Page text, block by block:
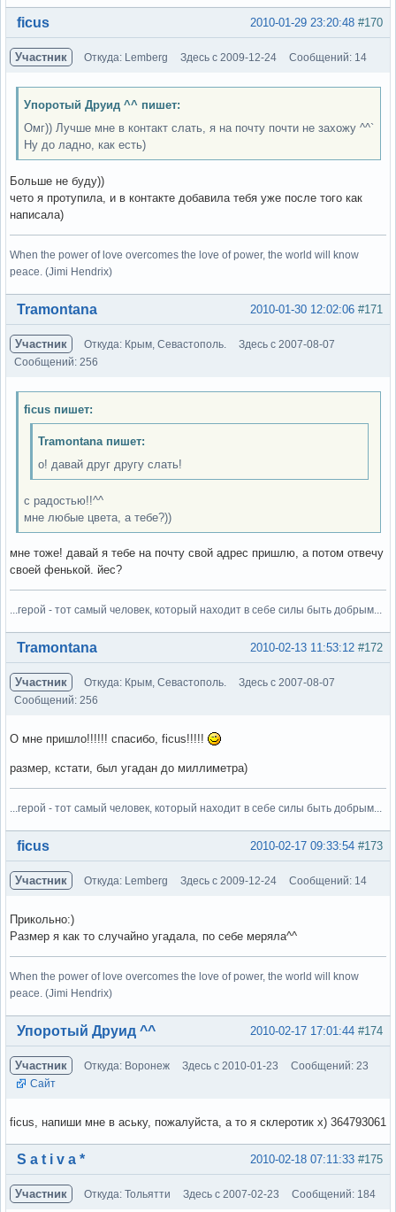
Вне форума #170
2010-01-29 23:20:48
ficus
Участник Откуда: Lemberg Здесь с 2009-12-24 Сообщений: 14
Упоротый Друид ^^ пишет:
Омг)) Лучше мне в контакт слать, я на почту почти не захожу ^^`
Ну до ладно, как есть)
Больше не буду))
чето я протупила, и в контакте добавила тебя уже после того как
написала)
When the power of love overcomes the love of power, the world will know
peace. (Jimi Hendrix)
Вне форума #171
2010-01-30 12:02:06
Tramontana
Участник Откуда: Крым, Севастополь.
Здесь с 2007-08-07
Сообщений: 256
ficus пишет:
Tramontana пишет:
о! давай друг другу слать!
с радостью!!^^
мне любые цвета, а тебе?))
мне тоже! давай я тебе на почту свой адрес пришлю, а потом отвечу
своей фенькой. йес?
...герой - тот самый человек, который находит в себе силы быть добрым...
Вне форума #172
2010-02-13 11:53:12
Tramontana
Участник Откуда: Крым, Севастополь.
Здесь с 2007-08-07
Сообщений: 256
О мне пришло!!!!!! спасибо, ficus!!!!!
размер, кстати, был угадан до миллиметра)
...герой - тот самый человек, который находит в себе силы быть добрым...
Вне форума #173
2010-02-17 09:33:54
ficus
Участник Откуда: Lemberg Здесь с 2009-12-24 Сообщений: 14
Прикольно:)
Размер я как то случайно угадала, по себе меряла^^
When the power of love overcomes the love of power, the world will know
peace. (Jimi Hendrix)
Вне форума #174
2010-02-17 17:01:44
Упоротый Друид ^^
Участник Откуда: Воронеж Здесь с 2010-01-23
Сообщений: 23
Сайт
ficus, напиши мне в аську, пожалуйста, а то я склеротик х) 364793061
Вне форума #175
2010-02-18 07:11:33
S a t i v a *
Участник Откуда: Тольятти Здесь с 2007-02-23 Сообщений: 184